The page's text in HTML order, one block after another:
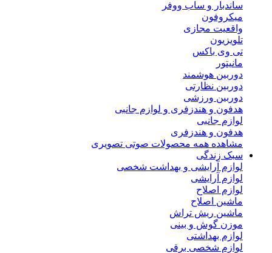
ساندبار و ساب ووفر
میکروفون
واقعیت مجازی
تلویزیون
تی وی باکس
مانیتور
دوربین هوشمند
دوربین نظارتی
دوربین ورزشی
هدفون و هندزفری و لوازم جانبی
لوازم جانبی
هدفون و هندزفری
مشاهده همه محصولات صوتی تصویری
سبک زندگی
لوازم آرایشی و بهداشت شخصی
لوازم آرایشی
لوازم اصلاح
ماشین اصلاح
ماشین ریش تراش
موزن گوش و بینی
لوازم بهداشتی
لوازم شخصی برقی